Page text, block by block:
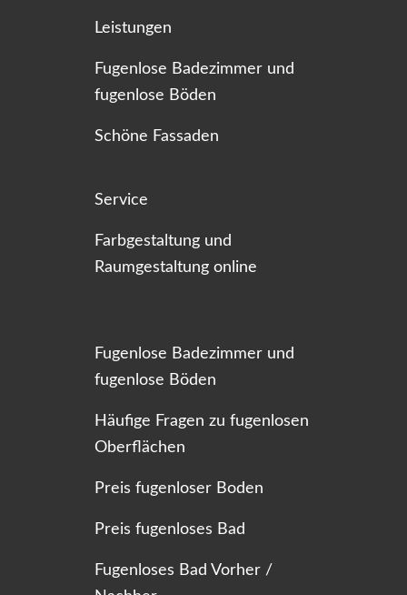
Leistungen
Fugenlose Badezimmer und
fugenlose Böden
Schöne Fassaden
Service
Farbgestaltung und
Raumgestaltung online
Fugenlose Badezimmer und
fugenlose Böden
Häufige Fragen zu fugenlosen
Oberflächen
Preis fugenloser Boden
Preis fugenloses Bad
Fugenloses Bad Vorher /